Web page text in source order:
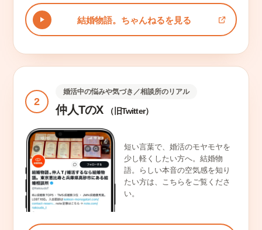
結婚物語。ちゃんねるを見る
2
婚活中の悩みや気づき／相談所のリアル
仲人TのX （旧Twitter）
短い言葉で、婚活のモヤモヤを
少し軽くしたい方へ。結婚物
語。らしい本音の空気感を知り
たい方は、こちらをご覧くださ
い。